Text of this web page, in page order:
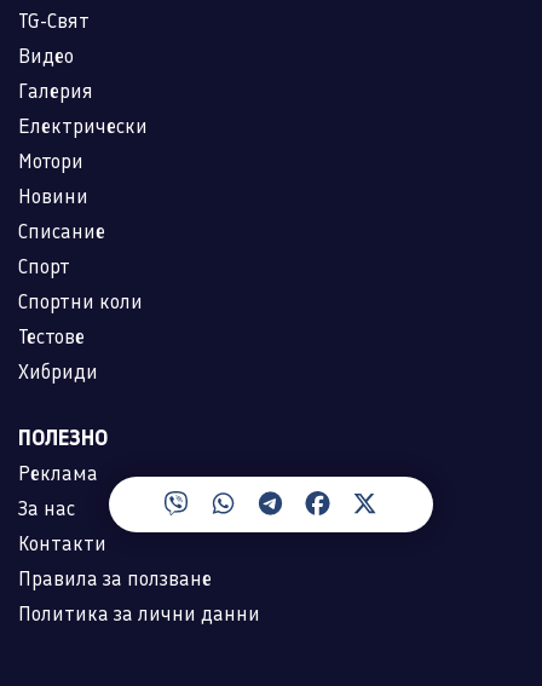
TG-Свят
Видео
Галерия
Електрически
Мотори
Новини
Списание
Спорт
Спортни коли
Тестове
Хибриди
ПОЛЕЗНО
Реклама
За нас
Контакти
Правила за ползване
Политика за лични данни